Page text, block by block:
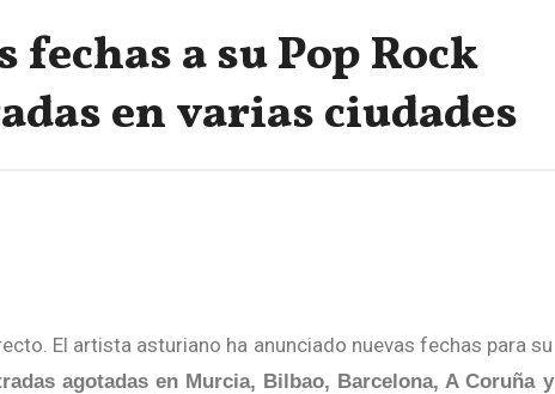
a su Pop Rock
en varias ciudades
El artista asturiano ha anunciado nuevas fechas para su
agotadas en Murcia, Bilbao, Barcelona, A Coruña y